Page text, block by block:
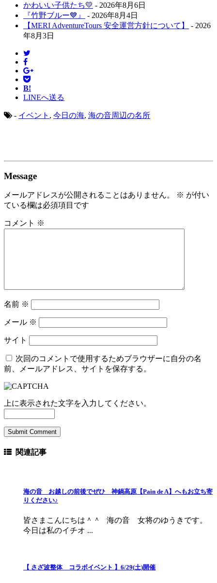
かわいい子供たち💛 - 2026年8月6日
『竹野ブルー💙』
- 2026年8月4日
【MERI AdventureTours 安全運営方針について】
- 2026
年8月3日
B!
LINEへ送る
- イベント , 今日の海, 海の音周辺の名所
Message
メールアドレスが公開されることはありません。 ※ が付い
ている欄は必須項目です
コメント ※
名前 ※
メール ※
サイト
次回のコメントで使用するためブラウザーに自分の名
前、メールアドレス、サイトを保存する。
上に表示された文字を入力してください。
関連記事
海の音 お越しの前後でぜひ 神鍋高原【Pain de A】へもお立ち寄
りください♪
皆さまこんにちは＾＾ 海の音 女将のゆうきです。
今日は私のイチオ ...
【 さざ波整体 コラボイベント 】6/29(土)開催